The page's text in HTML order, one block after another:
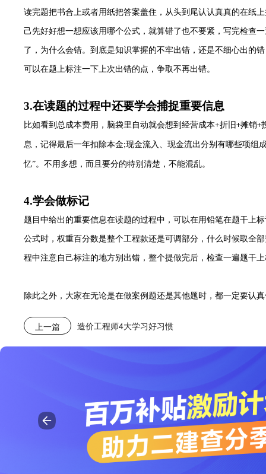
读完题把书合上或者用纸把答案盖住，从头到尾认认真真的在纸
己先好好想一想应该用哪个公式，就算错了也不要紧，写完检查
了，为什么会错。到底是知识掌握的不牢出错，还是不细心出的
可以在题上标注一下上次出错的点，争取不再出错。
3.在读题的过程中还要学会捕捉重要信息
比如看到总成本费用，脑袋里自动就会想到经营成本+折旧+摊销+
息，记得最后一年扣除本金;现金流入、现金流出分别有哪些项组
忆”。不用多想，而且要分的特别清楚，不能混乱。
4.学会做标记
题 目中给出的重要信息在读题的过程中，可以在用铅笔在题干上
公式时，权重百分数是整个工程款还是可调部分，什么时候取全
程中注意自己标注的地方别出错，整个提做完后，检查一遍题干
除此之外，大家在无论是在做案例题还是其他题时，都一定要认
上一篇 造价工程师4大学习好习惯